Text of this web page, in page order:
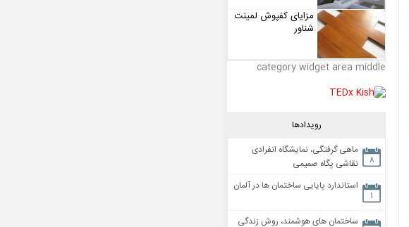
مزایای کفپوش لمینت
شناور
category widget area middle
رویدادها
۸
ماهی گرفتگی، نمایشگاه انفرادی
نقاشی پگاه صمیمی
۱
استاندارد پایایی ساختمان ها در آلمان
ساختمان های هوشمند، روش زندگی